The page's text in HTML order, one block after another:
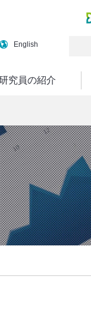
English
究員の紹介